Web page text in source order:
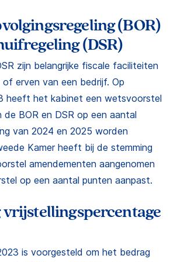
(BOR)
(DSR)
zijn belangrijke fiscale faciliteiten
erven van een bedrijf. Op
heeft het kabinet een wetsvoorstel
de BOR en DSR op een aantal
van 2024 en 2025 worden
Kamer heeft bij de stemming
amendementen aangenomen
op een aantal punten aanpast.
is voorgesteld om het bedrag